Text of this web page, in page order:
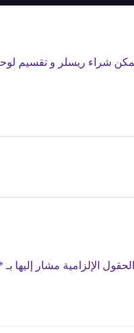
يمكن شراء ريسلر و تقسيم
الحقول الإلزامية مشار إليها بـ